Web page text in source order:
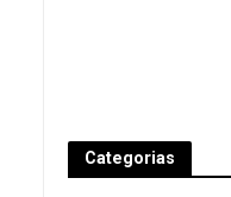
Categorias